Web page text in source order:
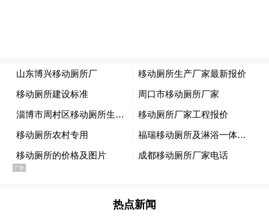
第三，可以直接刷银联卡消费，并且为了鼓
励中国游客用银联卡消费，最近举办了刷银
联卡，买就送的活动，太太方便了我们国内
游客的购物流程呢。最后，还有一点特别重
要的，就是新罗免税店的机场取货点有两
机口附近，而且人也特别少，对于我这样大
热点新闻